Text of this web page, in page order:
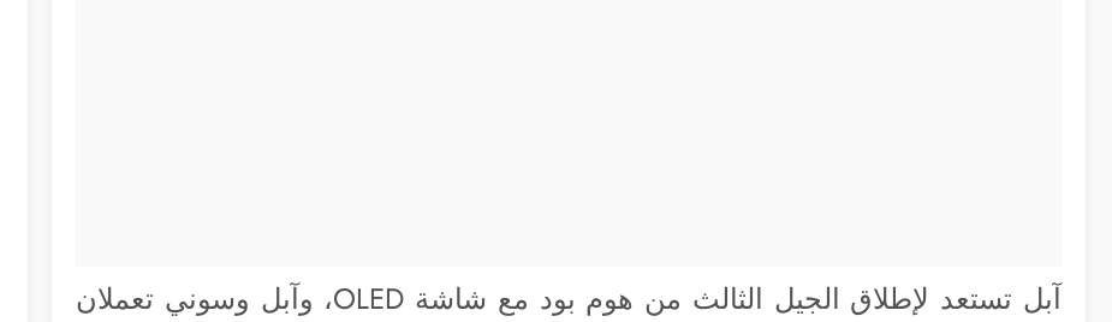
آبل تستعد لإطلاق الجيل الثالث من هوم بود مع شاشة OLED، وآبل وسوني تعملان